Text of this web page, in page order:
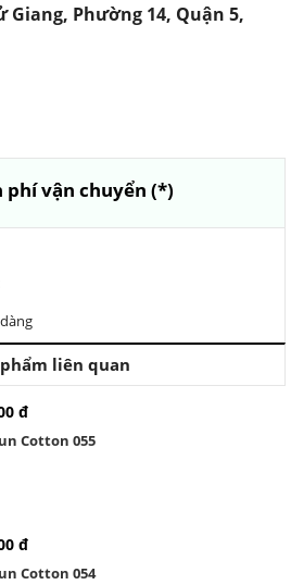
Giang, Phường 14, Quận 5,
phí vận chuyển (*)
liên quan
đ
Cotton 055
đ
Cotton 054